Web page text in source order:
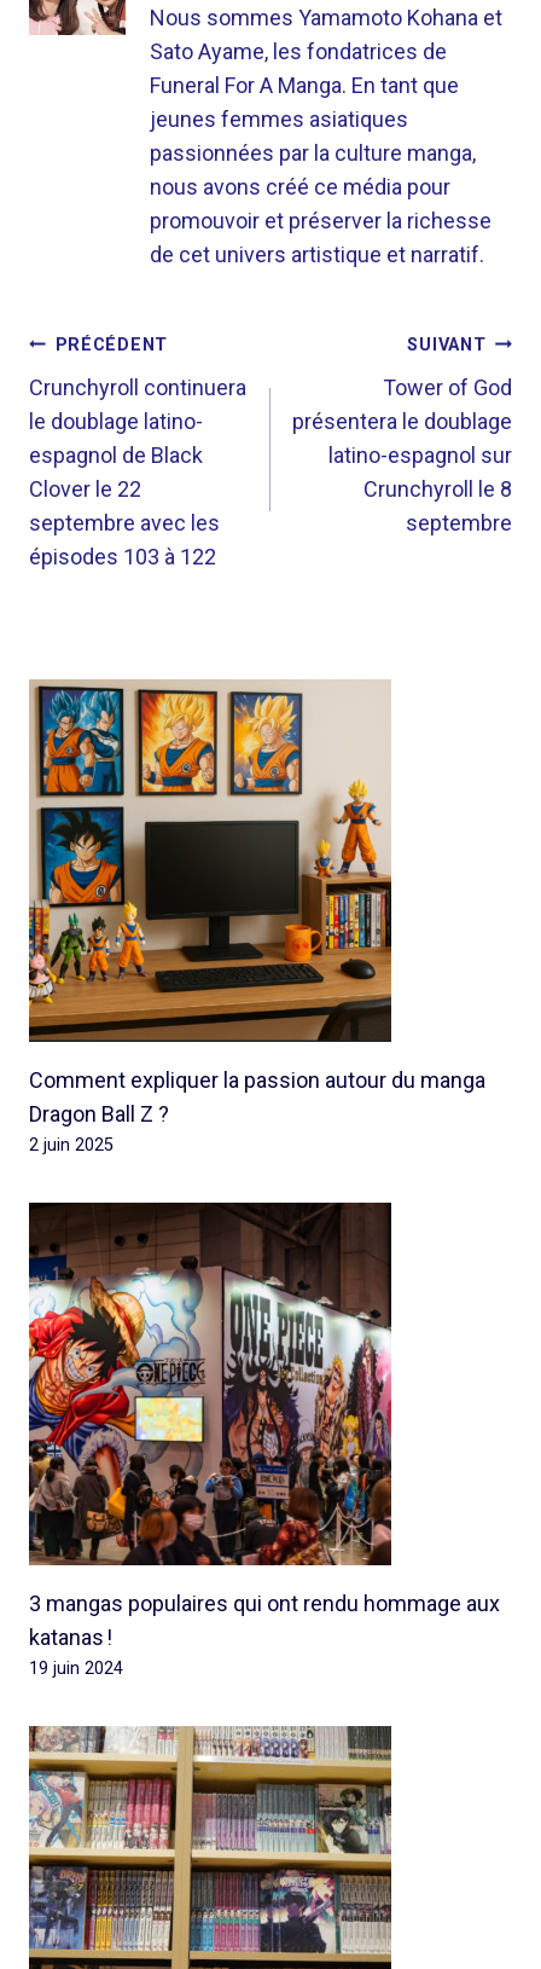
Nous sommes Yamamoto Kohana et
Sato Ayame, les fondatrices de
Funeral For A Manga. En tant que
jeunes femmes asiatiques
passionnées par la culture manga,
nous avons créé ce média pour
promouvoir et préserver la richesse
de cet univers artistique et narratif.
NAVIGATION
DE
L’ARTICLE
PRÉCÉDENT
Crunchyroll continuera
le doublage latino-
espagnol de Black
Clover le 22
septembre avec les
épisodes 103 à 122
SUIVANT
Tower of God
présentera le doublage
latino-espagnol sur
Crunchyroll le 8
septembre
Comment expliquer la passion autour du manga
Dragon Ball Z ?
2 juin 2025
3 mangas populaires qui ont rendu hommage aux
katanas !
19 juin 2024